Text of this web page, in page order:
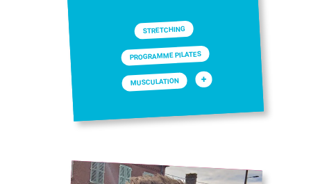
STRETCHING
PROGRAMME PILATES
MUSCULATION +